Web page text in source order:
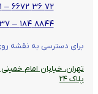
۷۲ ۳۶ ۶۶۷۲ – ۰۲۱
۸۸۴۴ ۱۸۴ – ۰۹۳۷
برای دسترسی به نقشه
تهران، خیابان امام
پلاک ۲۴